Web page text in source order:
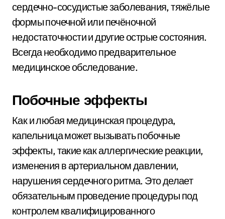
сердечно-сосудистые заболевания, тяжёлые
формы почечной или печёночной
недостаточности и другие острые состояния.
Всегда необходимо предварительное
медицинское обследование.
Побочные эффекты
Как и любая медицинская процедура,
капельница может вызывать побочные
эффекты, такие как аллергические реакции,
изменения в артериальном давлении,
нарушения сердечного ритма. Это делает
обязательным проведение процедуры под
контролем квалифицированного